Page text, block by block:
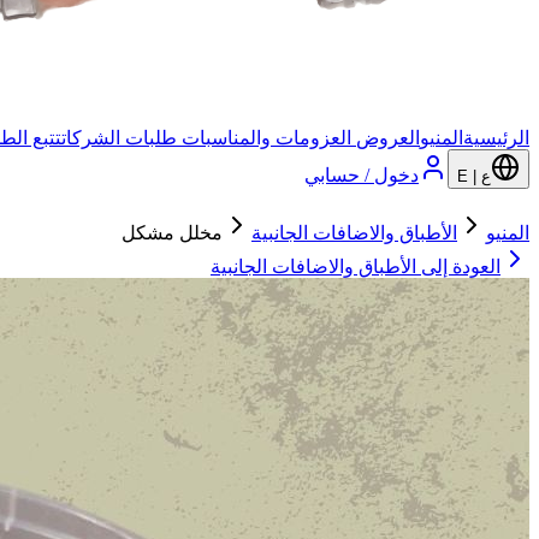
الرئيسية المنيو العروض العزومات والمناسبات طلبات الشركاتتتبع
ع | E دخول / حسابي
المنيو الأطباق والاضافات الجانبية
مخلل مشكل
العودة إلى الأطباق والاضافات الجانبية